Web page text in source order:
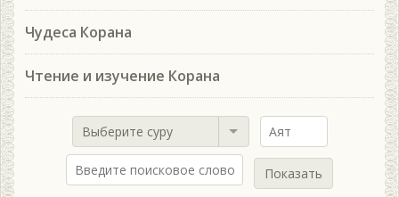
Чудеса Корана
Чтение и изучение Корана
Выберите суру
Показать